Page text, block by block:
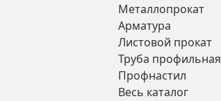
Металлопрокат
Арматура
Листовой прокат
Труба профильная
Профнастил
Весь каталог